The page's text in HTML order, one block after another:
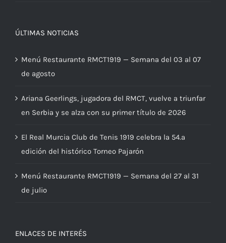
ÚLTIMAS NOTICIAS
Menú Restaurante RMCT1919 — Semana del 03 al 07
de agosto
Ariana Geerlings, jugadora del RMCT, vuelve a triunfar
en Serbia y se alza con su primer título de 2026
El Real Murcia Club de Tenis 1919 celebra la 54.ª
edición del histórico Torneo Pajarón
Menú Restaurante RMCT1919 — Semana del 27 al 31
de julio
ENLACES DE INTERÉS